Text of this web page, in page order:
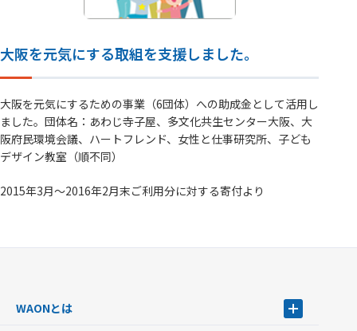
大阪を元気にする取組を支援しました。
大阪を元気にするための事業（6団体）への助成金として活用し
ました。団体名：あわじ寺子屋、多文化共生センター大阪、大
阪府民環境会議、ハートフレンド、女性と仕事研究所、子ども
デザイン教室（順不同）
2015年3月～2016年2月末ご利用分に対する寄付より
WAONとは